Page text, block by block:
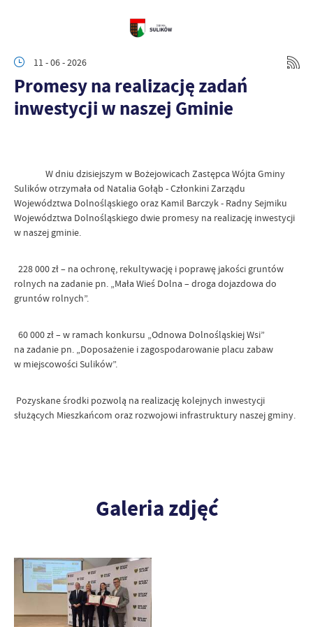
11 - 06 - 2026
Promesy na realizację zadań
inwestycji w naszej Gminie
W dniu dzisiejszym w Bożejowicach Zastępca Wójta Gminy
Sulików otrzymała od Natalia Gołąb - Członkini Zarządu
Województwa Dolnośląskiego oraz Kamil Barczyk - Radny Sejmiku
Województwa Dolnośląskiego dwie promesy na realizację inwestycji
w naszej gminie.
228 000 zł – na ochronę, rekultywację i poprawę jakości gruntów
rolnych na zadanie pn. „Mała Wieś Dolna – droga dojazdowa do
gruntów rolnych”.
60 000 zł – w ramach konkursu „Odnowa Dolnośląskiej Wsi”
na zadanie pn. „Doposażenie i zagospodarowanie placu zabaw
w miejscowości Sulików”.
Pozyskane środki pozwolą na realizację kolejnych inwestycji
służących Mieszkańcom oraz rozwojowi infrastruktury naszej gminy.
Galeria zdjęć